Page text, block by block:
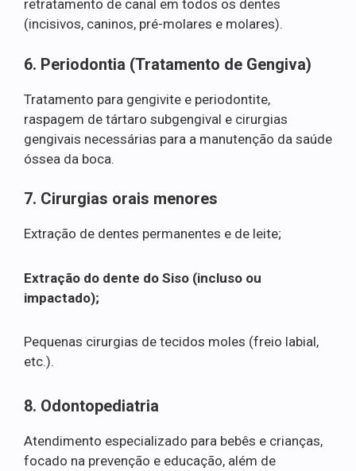
retratamento de canal em todos os dentes
(incisivos, caninos, pré-molares e molares).
6. Periodontia (Tratamento de Gengiva)
Tratamento para gengivite e periodontite,
raspagem de tártaro subgengival e cirurgias
gengivais necessárias para a manutenção da saúde
óssea da boca.
7. Cirurgias orais menores
Extração de dentes permanentes e de leite;
Extração do dente do Siso (incluso ou
impactado);
Pequenas cirurgias de tecidos moles (freio labial,
etc.).
8. Odontopediatria
Atendimento especializado para bebês e crianças,
focado na prevenção e educação, além de